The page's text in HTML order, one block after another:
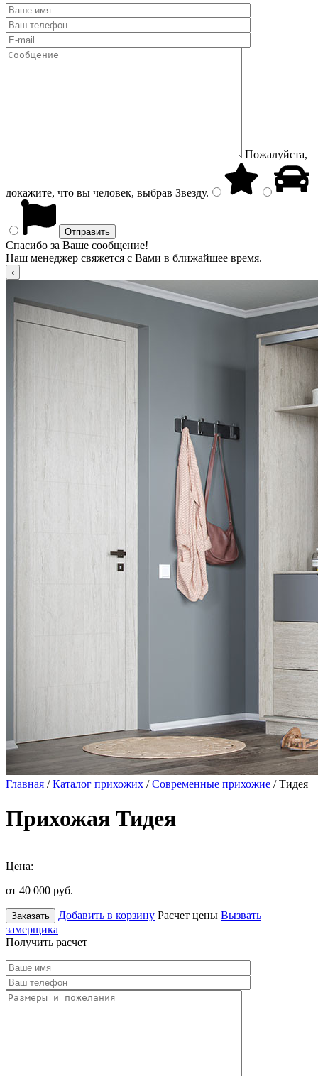
Пожалуйста,
докажите, что вы человек, выбрав Звезду.
Спасибо за Ваше сообщение!
Наш менеджер свяжется с Вами в ближайшее время.
Главная /Каталог прихожих /Современные прихожие / Тидея
Прихожая Тидея
Цена:
от 40 000 руб.
Заказать Добавить в корзину Расчет цены Вызвать
замерщика
Получить расчет